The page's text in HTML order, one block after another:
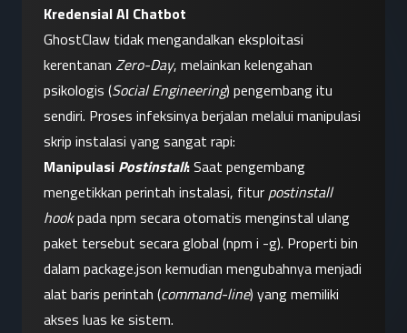
Kredensial AI Chatbot
GhostClaw tidak mengandalkan eksploitasi
kerentanan Zero-Day, melainkan kelengahan
psikologis (Social Engineering) pengembang itu
sendiri. Proses infeksinya berjalan melalui manipulasi
skrip instalasi yang sangat rapi:
Manipulasi Postinstall: Saat pengembang
mengetikkan perintah instalasi, fitur postinstall
hook pada npm secara otomatis menginstal ulang
paket tersebut secara global (npm i -g). Properti bin
dalam package.json kemudian mengubahnya menjadi
alat baris perintah (command-line) yang memiliki
akses luas ke sistem.